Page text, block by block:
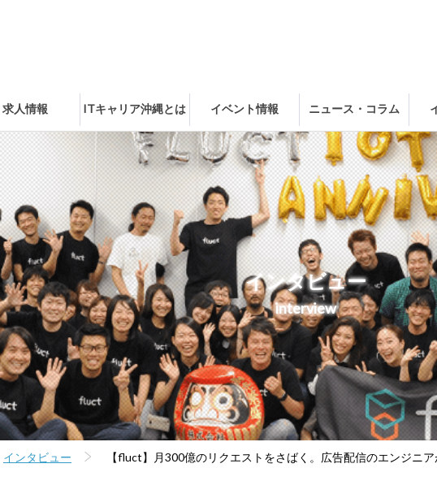
求人情報 ITキャリア沖縄とは イベント情報 ニュース・コラム
インタビュー
interview
インタビュー 【fluct】月300億のリクエストをさばく。広告配信のエンジニ